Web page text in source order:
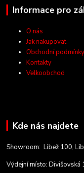
Informace pro
O nás
Jak nakupovat
Obchodní podmínky
Kontakty
Velkoobchod
Kde nás najdete
Showroom: Libež 100,
Výdejní místo: Divišovská